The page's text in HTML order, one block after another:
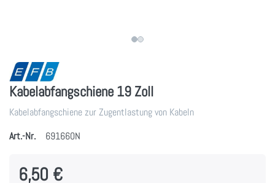
Kabelabfangschiene 19 Zoll
Kabelabfangschiene zur Zugentlastung von Kabeln
Art.-Nr.
691660N
6,50 €